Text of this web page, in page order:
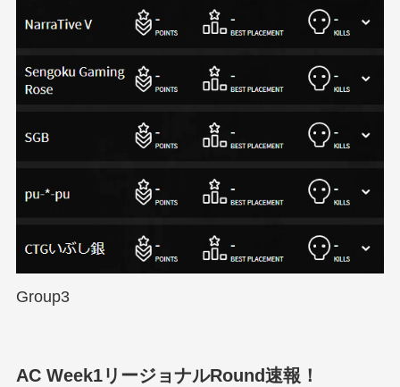
Group3
AC Week1リージョナルRound速報！